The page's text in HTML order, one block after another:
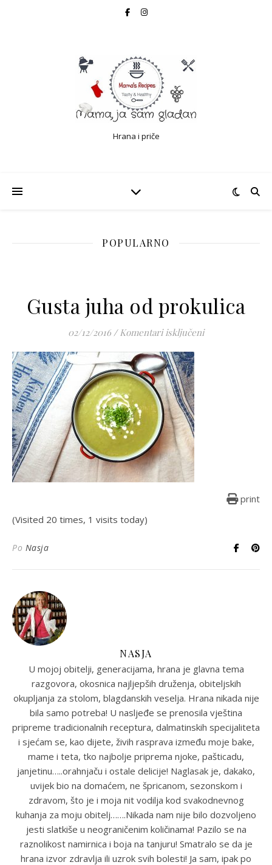
Hrana i priče
POPULARNO
Gusta juha od prokulica
02/12/2016 / Komentari isključeniza Gusta juha
print
(Visited 20 times, 1 visits today)
Po Nasja
NASJA
U mojoj obitelji, generacijama, hrana je glavna tema
razgovora, okosnica najljepših druženja, obiteljskih
okupljanja za stolom, blagdanskih veselja. Hrana nikada nije
bila samo potreba! U nasljeđe se prenosila vještina
pripreme tradicionalnih receptura, dalmatinskih specijaliteta
i sjećam se, kao dijete, živih rasprava između moje bake,
mame i teta, tko najbolje priprema njoke, pašticadu,
janjetinu…..orahnjaču i ostale delicije! Naglasak je, dakako,
uvijek bio na domaćem, ne špricanom, sezonskom i
zdravom, što je i moja nit vodilja kod svakodnevnog
kuhanja za moju obitelj…….Nikada nam nije bilo dozvoljeno
jesti slatkiše u neograničenim količinama! Pazilo se na
raznolikost namirnica i boja na tanjuru! Smatralo se da je
hrana izvor zdravlja ili uzrok svih bolesti! Ja sam, ipak po